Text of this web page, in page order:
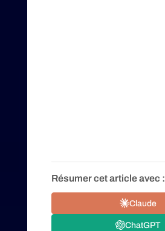
Résumer cet article avec :
Claude
ChatGPT